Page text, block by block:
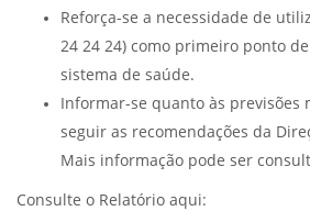
Reforça-se a necessidade de
24 24 24) como primeiro ponto
sistema de saúde.
Informar-se quanto às previsões
seguir as recomendações da
Mais informação pode ser
Consulte o Relatório aqui: